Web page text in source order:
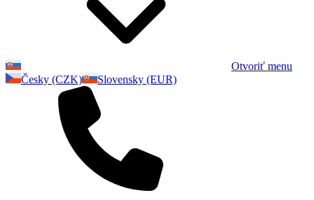
Otvoriť menu
Česky (CZK)
Slovensky (EUR)